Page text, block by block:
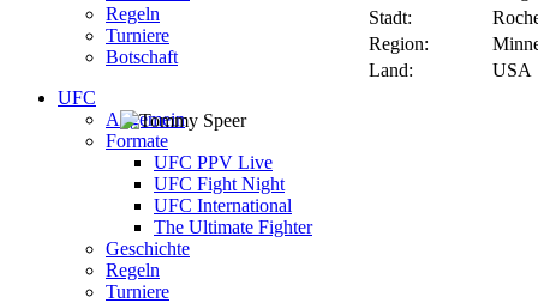
Regeln
Turniere
Botschaft
UFC
Allgemein
Formate
UFC PPV Live
UFC Fight Night
UFC International
The Ultimate Fighter
Geschichte
Regeln
Turniere
Stadt:
Region:
Land:
USA